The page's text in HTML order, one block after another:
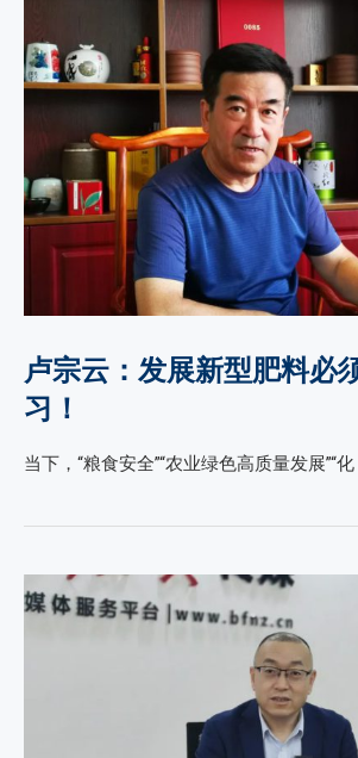
卢宗云：发展新型肥料必
习！
当下，“粮食安全”“农业绿色高质量发展”“